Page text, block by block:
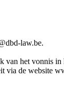
law.be.
van het vonnis
via de website